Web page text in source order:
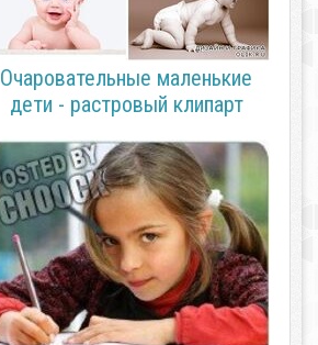
Очаровательные маленькие
дети - растровый клипарт